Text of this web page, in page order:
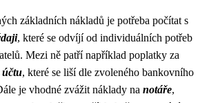
základních nákladů je potřeba počítat s
, které se odvíjí od individuálních potřeb
Mezi ně patří například poplatky za
účtu, které se liší dle zvoleného bankovního
je vhodné zvážit náklady na notáře,